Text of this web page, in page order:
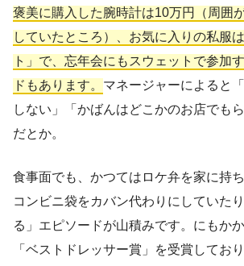
褒美に購入した腕時計は10万円（周囲
していたところ）、お気に入りの私服
ト」で、忘年会にもスウェットで参加
ドもあります。 マネージャーによると
しない」「かばんはどこかのお店でも
だとか。
食事面でも、かつてはロケ弁を家に持
コンビニ袋をカバン代わりにしていた
る」エピソードが山積みです。にもか
「ベストドレッサー賞」を受賞してお